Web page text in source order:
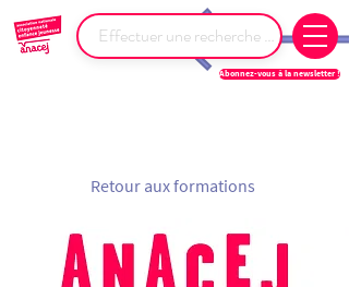
Abonnez-vous à la newsletter !
Retour aux formations